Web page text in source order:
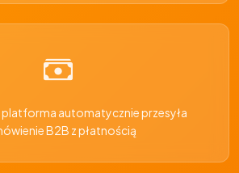
platforma automatycznie przesyła
B2B z płatnością